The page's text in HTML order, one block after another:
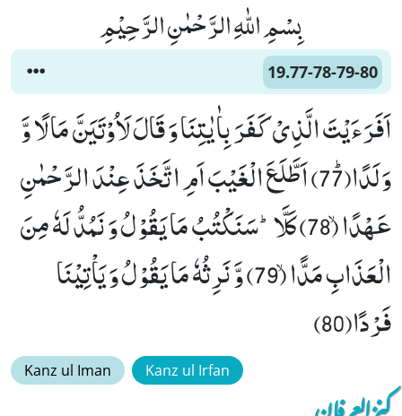
بِسْمِ اللّٰهِ الرَّحْمٰنِ الرَّحِیْمِ
19.77-78-79-80
اَفَرَءَیْتَ الَّذِیْ كَفَرَ بِاٰیٰتِنَا وَ قَالَ لَاُوْتَیَنَّ مَالًا وَّ
وَلَدًاﭤ(77) اَطَّلَعَ الْغَیْبَ اَمِ اتَّخَذَ عِنْدَ الرَّحْمٰنِ
عَهْدًاۙ (78) كَلَّاؕ-سَنَكْتُبُ مَا یَقُوْلُ وَ نَمُدُّ لَهٗ مِنَ
الْعَذَابِ مَدًّاۙ (79) وَّ نَرِثُهٗ مَا یَقُوْلُ وَ یَاْتِیْنَا
فَرْدًا(80)
Kanz ul Iman Kanz ul Irfan